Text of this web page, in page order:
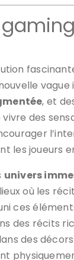
, et
des
les joueurs
univers
où les
ces
des récits
des